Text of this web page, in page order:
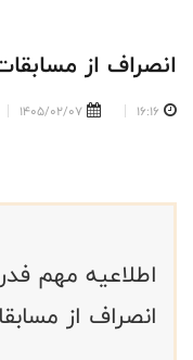
انصراف از
16:16
1405/02/07
اطلاعیه مهم
انصراف از